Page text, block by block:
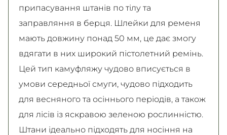
припасування штанів по тілу та
заправляння в берця. Шлейки для ременя
мають довжину понад 50 мм, це дає змогу
вдягати в них широкий пістолетний ремінь.
Цей тип камуфляжу чудово вписується в
умови середньої смуги, чудово підходить
для весняного та осіннього періодів, а також
для лісів із яскравою зеленою рослинністю.
Штани ідеально підходять для носіння на